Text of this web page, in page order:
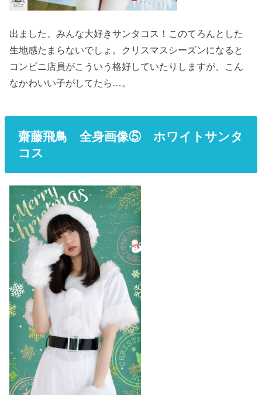
出ました、みんな大好きサンタコス！このてろんとした
生地感たまらないでしょ。クリスマスシーズンになると
コンビニ店員がこういう格好していたりしますが、こん
なかわいい子がしてたら…。
齋藤飛鳥 全身画像⑤ ホワイトサンタ
コス